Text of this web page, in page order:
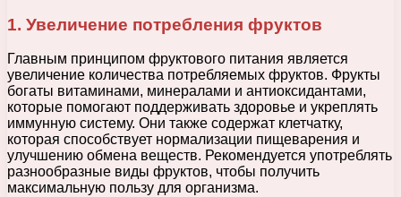
1. Увеличение потребления фруктов
Главным принципом фруктового питания является
увеличение количества потребляемых фруктов. Фрукты
богаты витаминами, минералами и антиоксидантами,
которые помогают поддерживать здоровье и укреплять
иммунную систему. Они также содержат клетчатку,
которая способствует нормализации пищеварения и
улучшению обмена веществ. Рекомендуется употреблять
разнообразные виды фруктов, чтобы получить
максимальную пользу для организма.